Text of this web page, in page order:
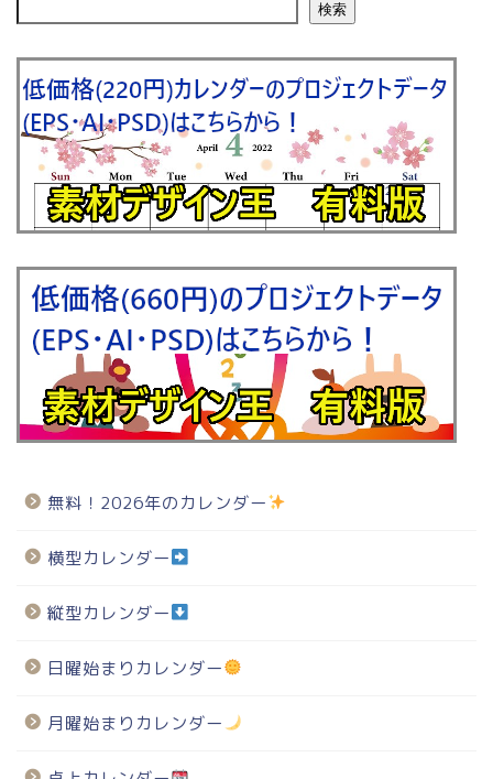
検索
無料！2026年のカレンダー
横型カレンダー
縦型カレンダー
日曜始まりカレンダー
月曜始まりカレンダー